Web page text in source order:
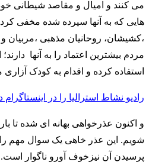
می کنند و امیال و مقاصد شیطانی
هایی که به آنها سپرده شده مخفی
،کشیشان، روحانیان مذهبی
مردم بیشترین اعتماد را به آنها
استفاده کرده و اقدام به کودک آزاری
رادیو نشاط ا سترالیا را در اینستاگرام
و اکنون عذرخواهی بهانه ای شده تا
شویم. این عذر خاهی یک سوال مهم
پرسیدن آن نیزخوف آورو ناگوار